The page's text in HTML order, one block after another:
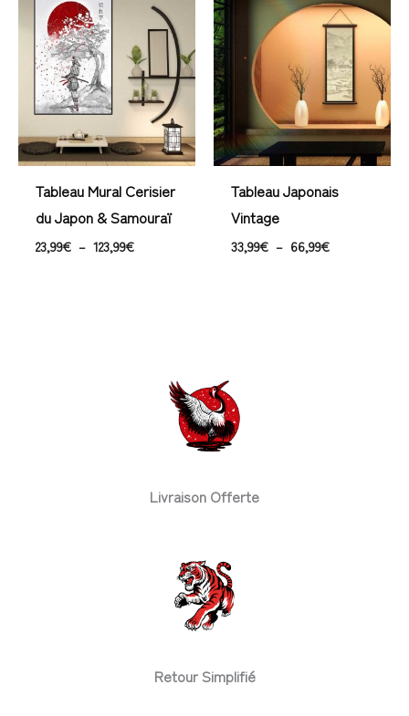
Tableau Mural Cerisier
du Japon & Samouraï
23,99€ – 123,99€
prix :
23,99€
à
123,99€
Tableau Japonais
Vintage
33,99€ – 66,99€
de
prix :
33,99€
à
66,99€
Livraison Offerte
Retour Simplifié